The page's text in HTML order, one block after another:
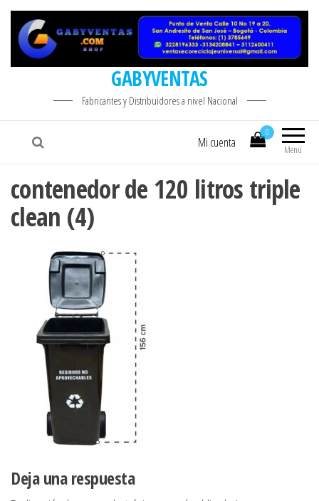
GABYVENTAS
Fabricantes y Distribuidores a nivel Nacional
Menú
0
Mi cuenta
contenedor de 120 litros triple
clean (4)
Deja una respuesta